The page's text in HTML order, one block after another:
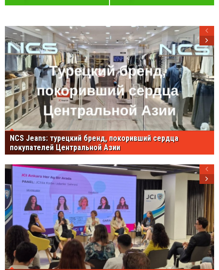
NCS Jeans: турецкий бренд, покоривший сердца
покупателей Центральной Азии